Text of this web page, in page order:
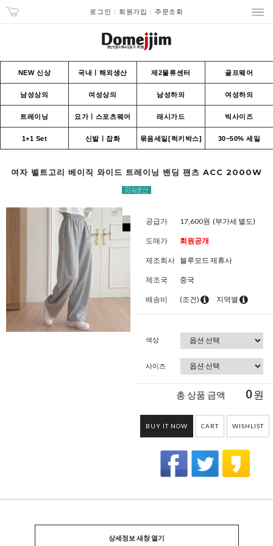
로그인 회원가입 주문조회
NEW 신상 국내ㅣ해외생산 제2물류센터 골프웨어
남성상의 여성상의 남성하의 여성하의
트레이닝 요가ㅣ스포츠웨어 래시가드 빅사이즈
1+1 Set 신발ㅣ잡화 묶음세일[럭키박스] 30~50% 세일
여자 벨트고리 베이직 와이드 트레이닝 밴딩 팬츠 ACC 2000W
공급가 17,600원 (부가세 별도)
도매가 회원공개
제조회사 블루모드 제휴사
제조국 중국
배송비 (조건) 지역별
색상
사이즈
총 상품 금액 0원
BUY IT NOW CART WISHLIST
상세정보 새창 열기